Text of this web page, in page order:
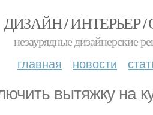
ДИЗАЙН / ИНТЕРЬЕР /
незаурядные дизайнерские
главная новости
вытяжку на